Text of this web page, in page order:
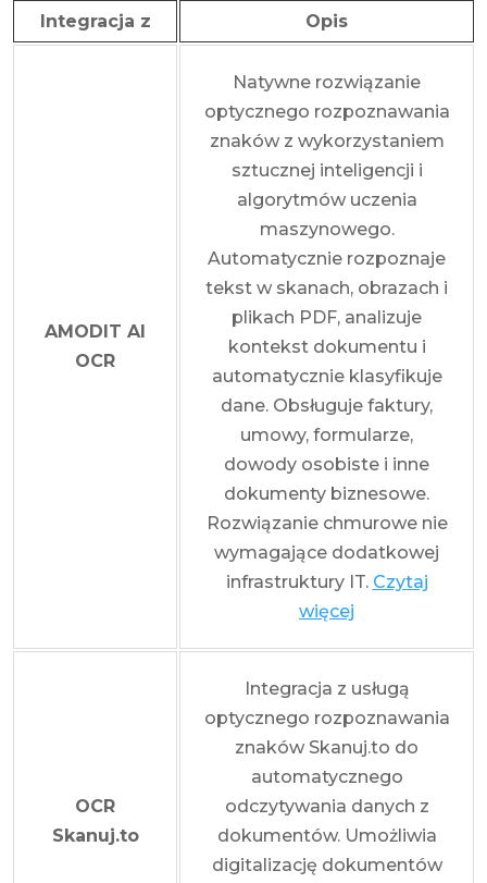
Integracja z Opis
AMODIT AI
OCR
Natywne rozwiązanie
optycznego rozpoznawania
znaków z wykorzystaniem
sztucznej inteligencji i
algorytmów uczenia
maszynowego.
Automatycznie rozpoznaje
tekst w skanach, obrazach i
plikach PDF, analizuje
kontekst dokumentu i
automatycznie klasyfikuje
dane. Obsługuje faktury,
umowy, formularze,
dowody osobiste i inne
dokumenty biznesowe.
Rozwiązanie chmurowe nie
wymagające dodatkowej
infrastruktury IT. Czytaj
więcej
OCR
Skanuj.to
Integracja z usługą
optycznego rozpoznawania
znaków Skanuj.to do
automatycznego
odczytywania danych z
dokumentów. Umożliwia
digitalizację dokumentów